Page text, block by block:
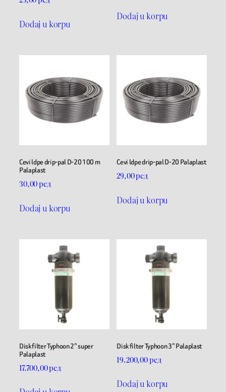
Dodaj u korpu
Dodaj u korpu
Cevi ldpe drip-pal D-20 100 m
Palaplast
30,00рсд
Dodaj u korpu
Cevi ldpe drip-pal D-20 Palaplast
29,00рсд
Dodaj u korpu
Disk filter Typhoon 2” super
Palaplast
17.700,00рсд
Disk filter Typhoon 3” Palaplast
19.200,00рсд
Dodaj u korpu